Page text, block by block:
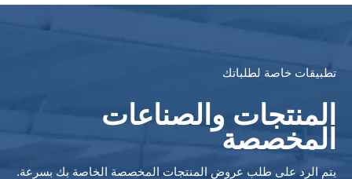
تطبيقات خاصة لطلباتك
المنتجات والصناعات
المخصصة
يتم الرد على طلب عروض المنتجات المخصصة الخاصة بك بسرعة.